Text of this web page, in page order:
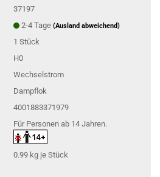
37197
2-4 Tage (Ausland abweichend)
1 Stück
H0
Wechselstrom
Dampflok
4001883371979
Für Personen ab 14 Jahren.
0.99kg je Stück